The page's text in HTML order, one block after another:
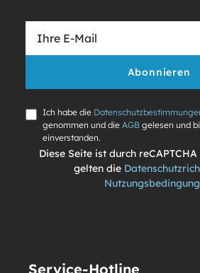
Abonnieren
Ich habe die
genommen und die AGB gelesen und
einverstanden.
Diese Seite ist durch
gelten die
Service-Hotline